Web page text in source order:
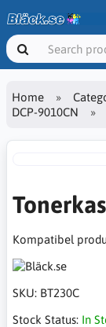
Home
DCP-9010CN
Kompatibel
SKU: BT230C
Stock Status: In